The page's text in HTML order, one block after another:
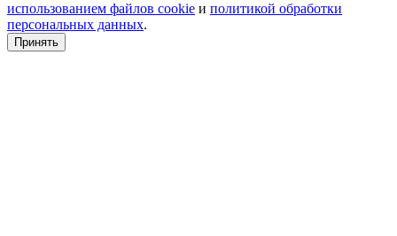
использованием файлов cookie и политикой обработки
персональных данных.
Принять